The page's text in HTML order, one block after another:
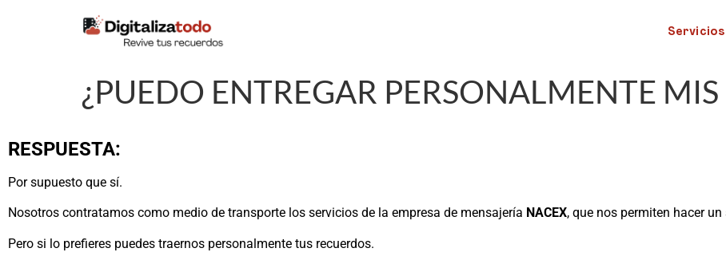
Servicios
¿PUEDO ENTREGAR PERSONALMENTE MIS
RESPUESTA:
Por supuesto que sí.
Nosotros contratamos como medio de transporte los servicios de la empresa de mensajería NACEX, que nos permiten hacer
Pero si lo prefieres puedes traernos personalmente tus recuerdos.